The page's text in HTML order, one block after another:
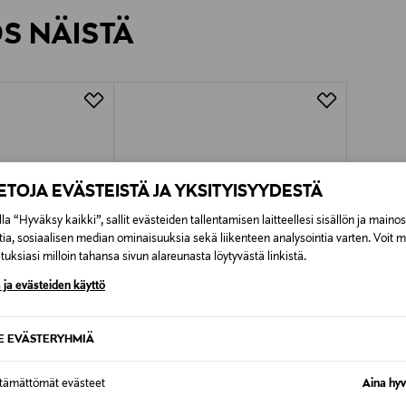
EVÄSTEISTÄ JA YKSITYISYYDESTÄ
“Hyväksy kaikki”, sallit evästeiden tallentamisen laitteellesi sisällön ja
sosiaalisen median ominaisuuksia sekä liikenteen analysointia varten. Voit
milloin tahansa sivun alareunasta löytyvästä linkistä.
ja evästeiden käyttö
EVÄSTERYHMIÄ
evästeet Aina
Alk. 6,90 €, kun toimitus on
NÄISTÄ